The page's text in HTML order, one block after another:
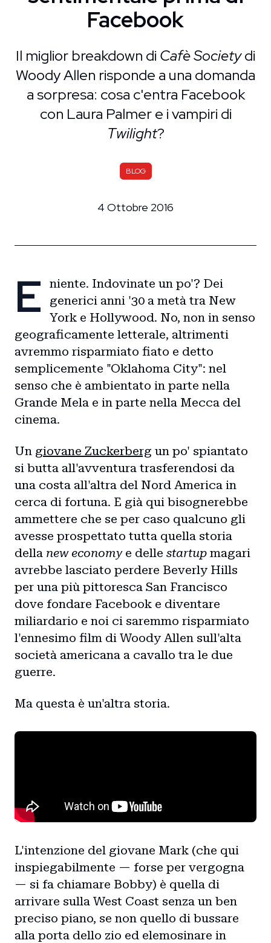
Facebook
Il miglior breakdown di Cafè Societydi
Woody Allen risponde a una domanda
a sorpresa: cosa c'entra Facebook
con Laura Palmer e i vampiri di
Twilight?
BLOG
4 Ottobre 2016
E
niente. Indovinate un po'? Dei
generici anni '30 a metà tra New
York e Hollywood. No, non in senso
geograficamente letterale, altrimenti
avremmo risparmiato fiato e detto
semplicemente "Oklahoma City": nel
senso che è ambientato in parte nella
Grande Mela e in parte nella Mecca del
cinema.
Un giovane Zuckerberg un po' spiantato
si butta all'avventura trasferendosi da
una costa all'altra del Nord America in
cerca di fortuna. E già qui bisognerebbe
ammettere che se per caso qualcuno gli
avesse prospettato tutta quella storia
della new economye delle startup magari
avrebbe lasciato perdere Beverly Hills
per una più pittoresca San Francisco
dove fondare Facebook e diventare
miliardario e noi ci saremmo risparmiato
l'ennesimo film di Woody Allen sull'alta
società americana a cavallo tra le due
guerre.
Ma questa è un'altra storia.
L'intenzione del giovane Mark (che qui
inspiegabilmente — forse per vergogna
— si fa chiamare Bobby) è quella di
arrivare sulla West Coast senza un ben
preciso piano, se non quello di bussare
alla porta dello zio ed elemosinare in